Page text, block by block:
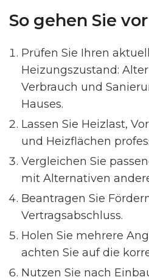
So gehen Sie vor
Prüfen Sie Ihren
Heizungszustand:
Verbrauch und
Hauses.
Lassen Sie Heizlast,
und Heizflächen
Vergleichen Sie
mit Alternativen
Beantragen Sie
Vertragsabschluss.
Holen Sie mehrere
achten Sie auf die
Nutzen Sie nach